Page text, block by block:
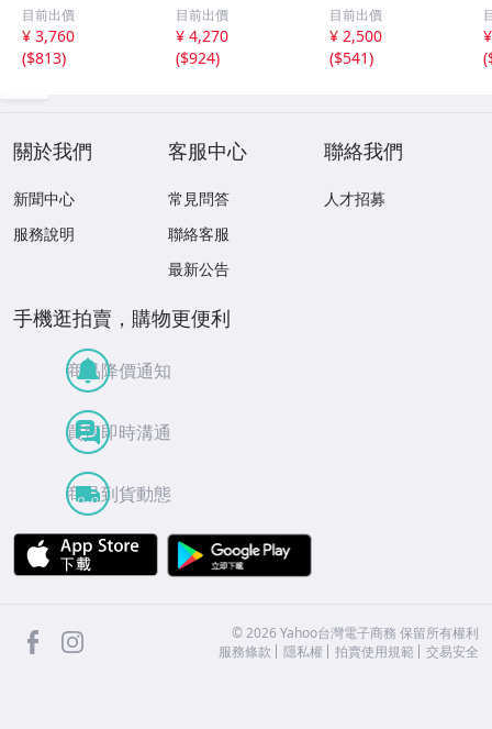
ラベル 32個 電子
ケーブル識別タグ
ナイロン ワイヤ
ーラベル オーバ
目前出價
¥ 3,760
($813)
ラPRO テープカ
ートリッジ 幅36
mm 青地黒色文
字 長8m SC36B
目前出價
¥ 4,270
($924)
mm 9mm 12mm
SS6K SS9K SS12
K KING JIM テプ
ラカートリッジ
目前出價
¥ 2,500
($541)
(
關於我們
新聞中心
服務說明
客服中心
常見問答
聯絡客服
最新公告
聯絡我們
人才招募
手機逛拍賣，購物更便利
商品降價通知
買賣即時溝通
商品到貨動態
APP Store
facebook ©2026 Yahoo台灣電子商務 保留所有權利
服務條款
隱私權 拍賣使用規範 交易安全